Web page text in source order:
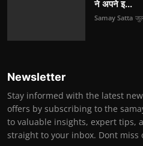
ने अपने इ...
Samay Satta
Newsletter
Stay informed with the latest
offers by subscribing to the
to valuable insights, expert tips,
straight to your inbox. Dont miss